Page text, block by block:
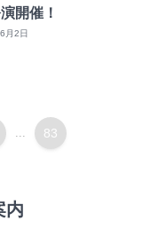
開催！
月2日
83
内